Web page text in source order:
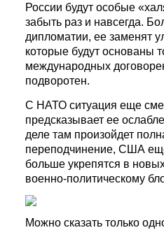
России будут особые
забыть раз и навсегда.
дипломатии, ее заменят
которые будут основаны
международных
подворотен.
С НАТО ситуация еще
предсказывает ее
деле там произойдет
переподчинение, США
больше укрепятся в
военно-политическому
Можно сказать только